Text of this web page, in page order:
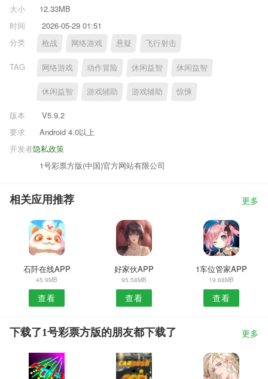
大小
12.33MB
时间
2026-05-29 01:51
分类
枪战 网络游戏 悬疑 飞行射击
TAG 网络游戏 动作冒险 休闲益智 休闲益智
休闲益智 游戏辅助 游戏辅助 惊悚
版本
V5.9.2
要求
Android 4.0以上
隐私政策
开发者
1号彩票方版(中国)官方网站有限公司
相关应用推荐 更多
石阡在线APP
45.9MB
查看
好家伙APP
95.58MB
查看
1车位管家APP
19.68MB
查看
下载了1号彩票方版的朋友都下载了 更多